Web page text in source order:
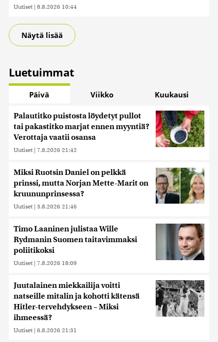
Uutiset | 8.8.2026 10:44
Näytä lisää
Luetuimmat
Päivä Viikko Kuukausi
Palautitko puistosta löydetyt pullot
tai pakastitko marjat ennen myyntiä?
Verottaja vaatii osansa
Uutiset | 7.8.2026 21:42
Miksi Ruotsin Daniel on pelkkä
prinssi, mutta Norjan Mette-Marit on
kruununprinsessa?
Uutiset | 3.8.2026 21:46
Timo Laaninen julistaa Wille
Rydmanin Suomen taitavimmaksi
poliitikoksi
Uutiset | 7.8.2026 18:09
Juutalainen miekkailija voitti
natseille mitalin ja kohotti kätensä
Hitler-tervehdykseen – Miksi
ihmeessä?
Uutiset | 6.8.2026 21:31